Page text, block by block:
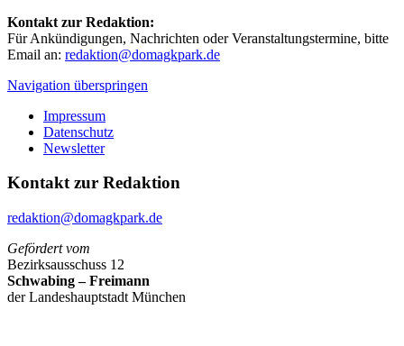
Kontakt zur Redaktion:
Für Ankündigungen, Nachrichten oder Veranstaltungstermine, bitte
Email an: redaktion@domagkpark.de
Navigation überspringen
Impressum
Datenschutz
Newsletter
Kontakt zur Redaktion
redaktion@domagkpark.de
Gefördert vom
Bezirksausschuss 12
Schwabing – Freimann
der Landeshauptstadt München